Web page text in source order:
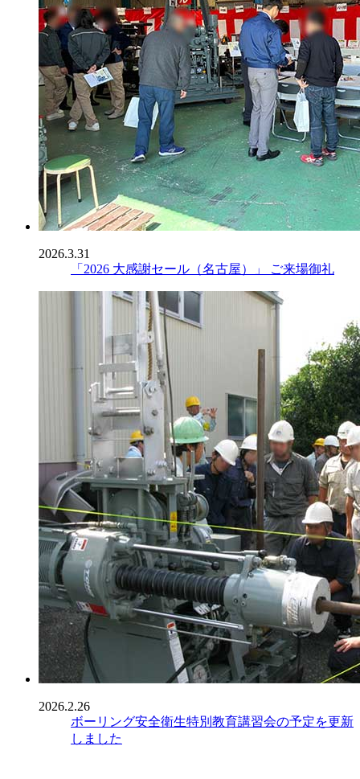
2026.3.31
「2026 大感謝セール（名古屋）」 ご来場御礼
2026.2.26
ボーリング安全衛生特別教育講習会の予定を更新
しました